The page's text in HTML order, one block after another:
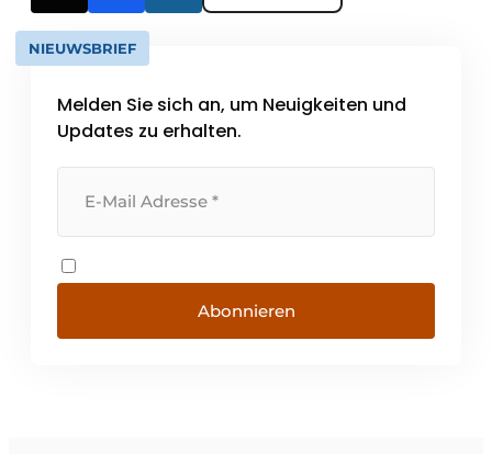
NIEUWSBRIEF
Melden Sie sich an, um Neuigkeiten und
Updates zu erhalten.
Abonnieren